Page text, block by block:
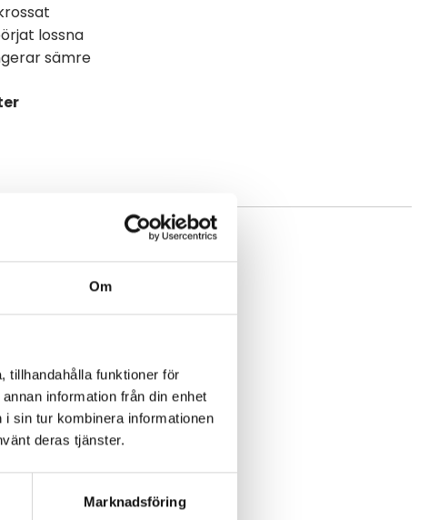
Om
tillhandahålla funktioner för
information från din enhet
sin tur kombinera informationen
deras tjänster.
Marknadsföring
lossna
sämre